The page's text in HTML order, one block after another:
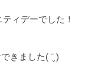
ィデーでした！
きました( ¨̮ )